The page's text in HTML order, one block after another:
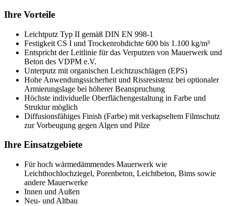
Ihre Vorteile
Leichtputz Typ II gemäß DIN EN 998-1
Festigkeit CS I und Trockenrohdichte 600 bis 1.100 kg/m³
Entspricht der Leitlinie für das Verputzen von Mauerwerk und
Beton des VDPM e.V.
Unterputz mit organischen Leichtzuschlägen (EPS)
Hohe Anwendungssicherheit und Rissresistenz bei optionaler
Armierungslage bei höherer Beanspruchung
Höchste individuelle Oberflächengestaltung in Farbe und
Struktur möglich
Diffusionsfähiges Finish (Farbe) mit verkapseltem Filmschutz
zur Vorbeugung gegen Algen und Pilze
Ihre Einsatzgebiete
Für hoch wärmedämmendes Mauerwerk wie
Leichthochlochziegel, Porenbeton, Leichtbeton, Bims sowie
andere Mauerwerke
Innen und Außen
Neu- und Altbau